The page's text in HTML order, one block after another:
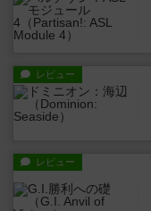
レビュー
レビュー